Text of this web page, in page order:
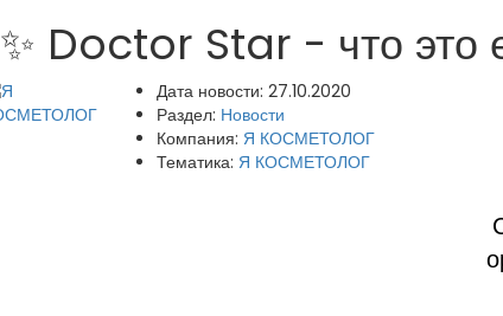
✨ Doctor Star - что это
Дата новости: 27.10.2020
Раздел: Новости
Компания: Я КОСМЕТОЛОГ
Тематика: Я КОСМЕТОЛОГ